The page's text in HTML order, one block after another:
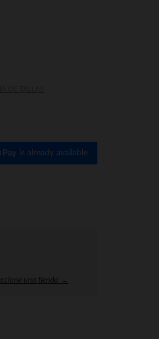
is already available
una tienda →